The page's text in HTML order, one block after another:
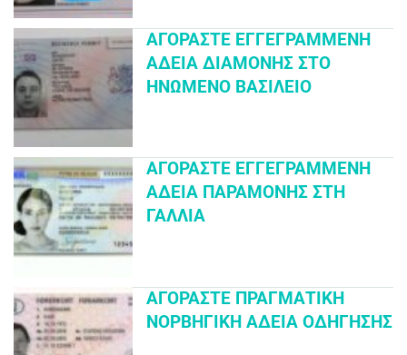
ΑΓΟΡΆΣΤΕ ΕΓΓΕΓΡΑΜΜΈΝΗ
ΆΔΕΙΑ ΔΙΑΜΟΝΉΣ ΣΤΟ
ΗΝΩΜΈΝΟ ΒΑΣΊΛΕΙΟ
ΑΓΟΡΆΣΤΕ ΕΓΓΕΓΡΑΜΜΈΝΗ
ΆΔΕΙΑ ΠΑΡΑΜΟΝΉΣ ΣΤΗ
ΓΑΛΛΊΑ
ΑΓΟΡΆΣΤΕ ΠΡΑΓΜΑΤΙΚΉ
ΝΟΡΒΗΓΙΚΉ ΆΔΕΙΑ ΟΔΉΓΗΣΗΣ